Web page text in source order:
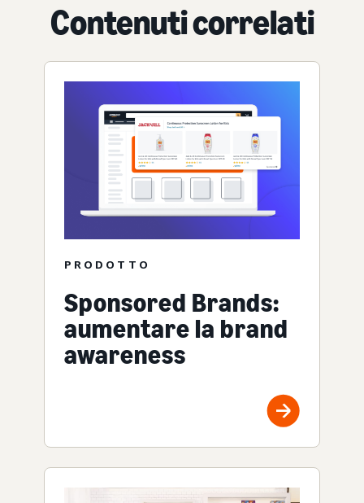
Contenuti correlati
PRODOTTO
Sponsored Brands:
aumentare la brand
awareness